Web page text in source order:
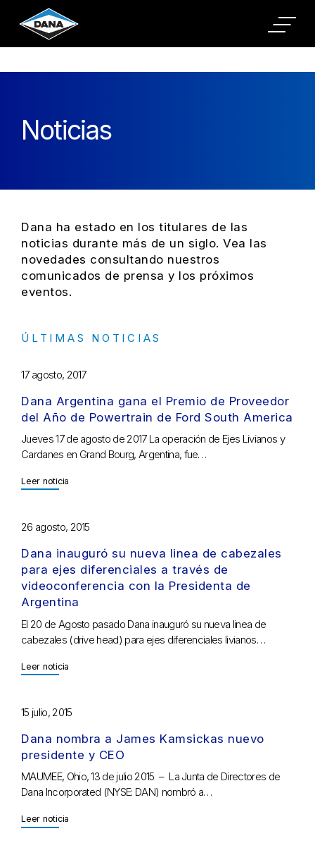
Cookies Settings
Noticias
Dana ha estado en los titulares de las
noticias durante más de un siglo. Vea las
novedades consultando nuestros
comunicados de prensa y los próximos
eventos.
ÚLTIMAS NOTICIAS
17 agosto, 2017
Dana Argentina gana el Premio de Proveedor
del Año de Powertrain de Ford South America
Jueves 17 de agosto de 2017 La operación de Ejes Livianos y
Cardanes en Grand Bourg, Argentina, fue…
Leer noticia
26 agosto, 2015
Dana inauguró su nueva linea de cabezales
para ejes diferenciales a través de
videoconferencia con la Presidenta de
Argentina
El 20 de Agosto pasado Dana inauguró su nueva linea de
cabezales (drive head) para ejes diferenciales livianos…
Leer noticia
15 julio, 2015
Dana nombra a James Kamsickas nuevo
presidente y CEO
MAUMEE, Ohio, 13 de julio 2015 – La Junta de Directores de
Dana Incorporated (NYSE: DAN) nombró a…
Leer noticia